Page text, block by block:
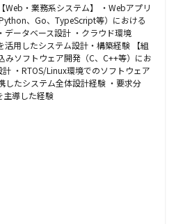
Web・業務系システム】 ・Webアプリ
、Go、TypeScript等）における
データベース設計 ・クラウド環境
活用したシステム設計・構築経験 【組
みソフトウェア開発（C、C++等）にお
・RTOS/Linux環境でのソフトウェア
したシステム全体設計経験 ・要求分
主導した経験